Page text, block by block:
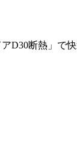
D30断熱」で